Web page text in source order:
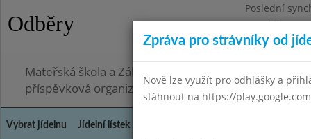
Odběry
Poslední
Pondělí
Omezení
Mateřská škola a Základní škola, Ostopovice, okres
příspěvková organizace
Vybrat jídelnu Jídelní lístek
Zpráva pro strávníky od
Nově lze využít pro odhlášky a
stáhnout na https://